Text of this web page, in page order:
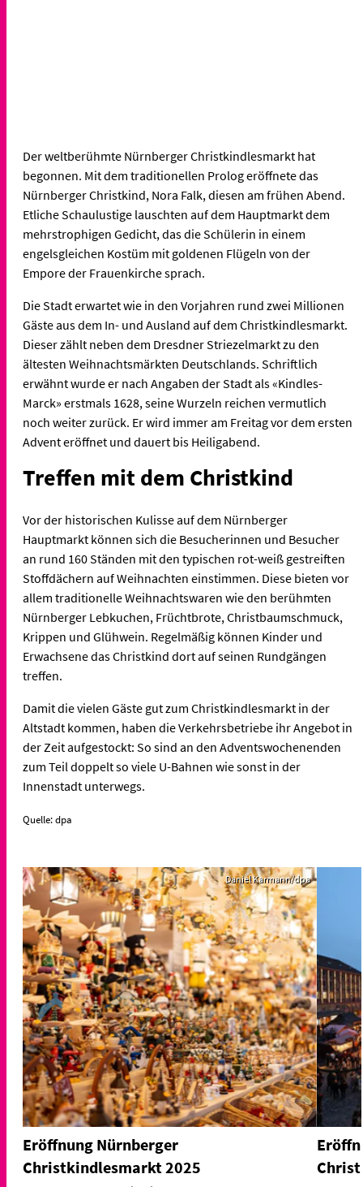
Der weltberühmte Nürnberger Christkindlesmarkt hat
begonnen. Mit dem traditionellen Prolog eröffnete das
Nürnberger Christkind, Nora Falk, diesen am frühen Abend.
Etliche Schaulustige lauschten auf dem Hauptmarkt dem
mehrstrophigen Gedicht, das die Schülerin in einem
engelsgleichen Kostüm mit goldenen Flügeln von der
Empore der Frauenkirche sprach.
Die Stadt erwartet wie in den Vorjahren rund zwei Millionen
Gäste aus dem In- und Ausland auf dem Christkindlesmarkt.
Dieser zählt neben dem Dresdner Striezelmarkt zu den
ältesten Weihnachtsmärkten Deutschlands. Schriftlich
erwähnt wurde er nach Angaben der Stadt als «Kindles­-
Marck» erstmals 1628, seine Wurzeln reichen vermutlich
noch weiter zurück. Er wird immer am Freitag vor dem ersten
Advent eröffnet und dauert bis Heiligabend.
Treffen mit dem Christkind
Vor der historischen Kulisse auf dem Nürnberger
Hauptmarkt können sich die Besucherinnen und Besucher
an rund 160 Ständen mit den typischen rot-weiß gestreiften
Stoffdächern auf Weihnachten einstimmen. Diese bieten vor
allem traditionelle Weihnachtswaren wie den berühmten
Nürnberger Lebkuchen, Früchtbrote, Christbaumschmuck,
Krippen und Glühwein. Regelmäßig können Kinder und
Erwachsene das Christkind dort auf seinen Rundgängen
treffen.
Damit die vielen Gäste gut zum Christkindlesmarkt in der
Altstadt kommen, haben die Verkehrsbetriebe ihr Angebot in
der Zeit aufgestockt: So sind an den Adventswochenenden
zum Teil doppelt so viele U-Bahnen wie sonst in der
Innenstadt unterwegs.
Quelle: dpa
Daniel Karmann/dpa
Eröffnung Nürnberger
Christkindlesmarkt 2025